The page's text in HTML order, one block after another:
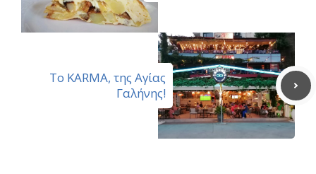
Το KARMA, της Αγίας
Γαλήνης!